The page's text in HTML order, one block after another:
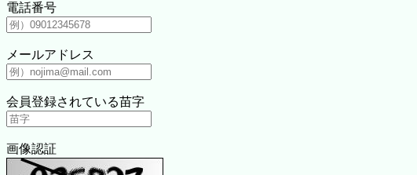
電話番号
メールアドレス
会員登録されている苗字
画像認証